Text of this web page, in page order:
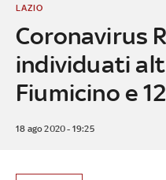
Coronavirus
individuati
Fiumicino e
LAZIO
18 ago 2020 - 19:25